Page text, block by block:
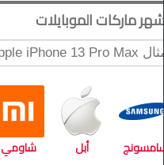
أشهر ماركات الموبايلات
سامسونج أبل شاومي